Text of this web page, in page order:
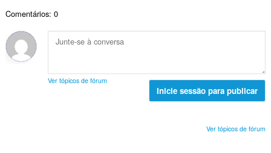
Comentários: 0
Ver tópicos de fórum
Inicie sessão para publicar
Ver tópicos de fórum